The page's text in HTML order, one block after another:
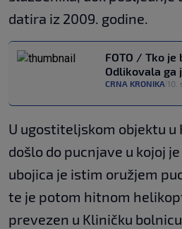
datira iz 2009. godine.
FOTO / Tko je
Odlikovala ga
CRNA KRONIKA 10.
U ugostiteljskom objektu u
došlo do pucnjave u kojoj
ubojica je istim oružjem
te je potom hitnom
prevezen u Kliničku